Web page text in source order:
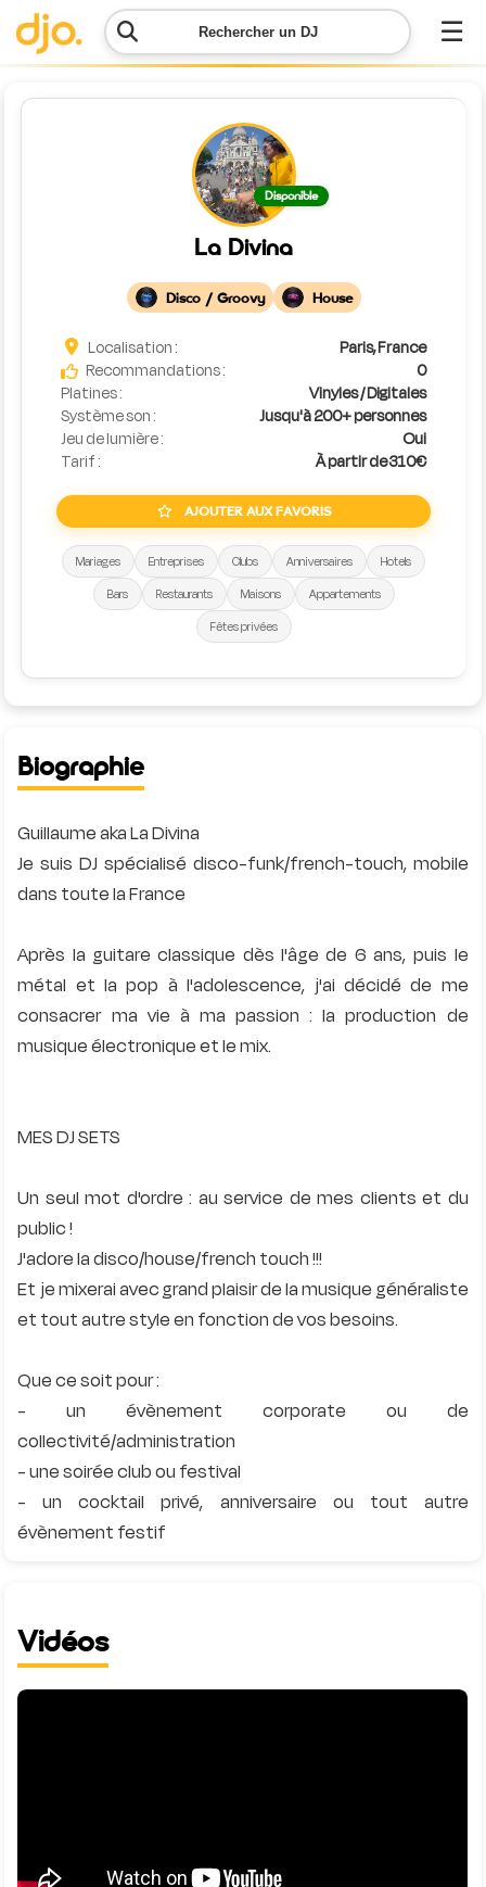
Rechercher un DJ ☰
Menu
demande
Simulateur
de prix
Disponible
La Divina
Disco / Groovy House
Localisation :
Paris, France
Recommandations :
0
Platines :
Vinyles / Digitales
Système son :
Jusqu'à 200+ personnes
Jeu de lumière :
Oui
Tarif :
À partir de 310€
AJOUTER AUX FAVORIS
Mariages Entreprises Clubs Anniversaires
Hotels
Bars
Restaurants Maisons
Appartements
Fêtes privées
Biographie
Guillaume aka La Divina
Je suis DJ spécialisé disco-funk/french-touch, mobile
dans toute la France
Après la guitare classique dès l'âge de 6 ans, puis le
métal et la pop à l'adolescence, j'ai décidé de me
consacrer ma vie à ma passion : la production de
musique électronique et le mix.
MES DJ SETS
Un seul mot d'ordre : au service de mes clients et du
public !
J'adore la disco/house/french touch !!!
Et je mixerai avec grand plaisir de la musique généraliste
et tout autre style en fonction de vos besoins.
Que ce soit pour :
- un évènement corporate ou de
collectivité/administration
- une soirée club ou festival
- un cocktail privé, anniversaire ou tout autre
Vidéos